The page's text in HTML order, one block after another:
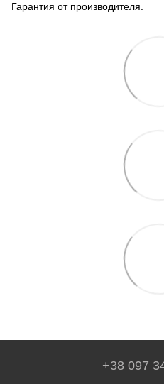
Гарантия от производителя.
+38 097